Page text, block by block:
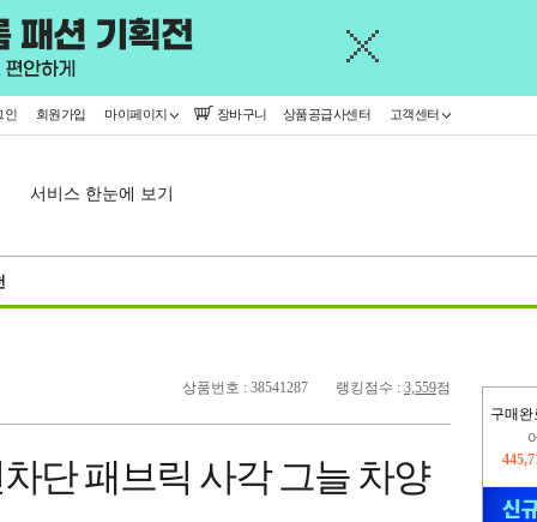
인 회원가입 마이페이지 장바구니 상품공급사센터 고객센터
서비스 한눈에 보기
구매완
오
상품번호 : 38541287 랭킹점수 : 3,559점
단 패브릭 사각 그늘 차양